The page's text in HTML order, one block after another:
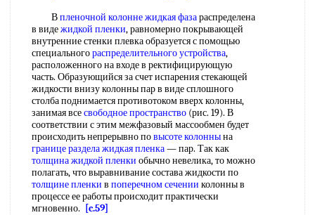
Впленочной колоннежидкая фазараспределена
в видежидкой пленки, равномерно покрывающей
внутренние стенки плевка образуется с помощью
специальногораспределительного устройства,
расположенного на входе в ректифицирующую
часть. Образующийся за счет испарения стекающей
жидкости внизу колонны пар в виде сплошного
столба поднимается противотоком вверх колонны,
занимая всесвободное пространство (рис. 19). В
соответствии с этим межфазовый массообмен будет
происходить непрерывно повысоте колоннына
границе разделажидкая пленка— пар. Так как
толщина жидкой пленки обычно невелика, то можно
полагать, что выравнивание состава жидкости по
толщине пленки в поперечном сечении колонны в
процессе ее работы происходит практически
мгновенно.
[c.59]